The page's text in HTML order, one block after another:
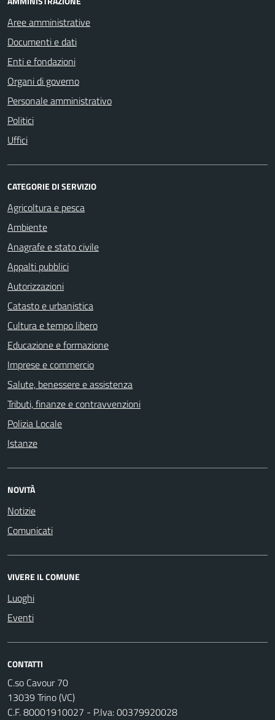
Aree amministrative
Documenti e dati
Enti e fondazioni
Organi di governo
Personale amministrativo
Politici
Uffici
CATEGORIE DI SERVIZIO
Agricoltura e pesca
Ambiente
Anagrafe e stato civile
Appalti pubblici
Autorizzazioni
Catasto e urbanistica
Cultura e tempo libero
Educazione e formazione
Imprese e commercio
Salute, benessere e assistenza
Tributi, finanze e contravvenzioni
Polizia Locale
Istanze
NOVITÀ
Notizie
Comunicati
VIVERE IL COMUNE
Luoghi
Eventi
CONTATTI
C.so Cavour 70
13039 Trino (VC)
C.F. 80001910027 - P.Iva: 00379920028